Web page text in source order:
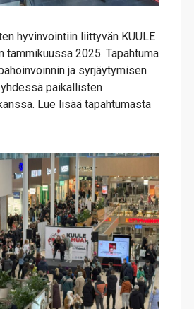
hyvinvointiin liittyvän KUULE
tammikuussa 2025. Tapahtuma
ja syrjäytymisen
paikallisten
Lue lisää tapahtumasta